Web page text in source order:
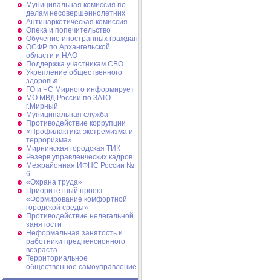
Муниципальная комиссия по
делам несовершеннолетних
Антинаркотическая комиссия
Опека и попечительство
Обучение иностранных граждан
ОСФР по Архангельской
области и НАО
Поддержка участникам СВО
Укрепление общественного
здоровья
ГО и ЧС Мирного информирует
МО МВД России по ЗАТО
г.Мирный
Муниципальная cлужба
Противодействие коррупции
«Профилактика экстремизма и
терроризма»
Мирнинская городская ТИК
Резерв управленческих кадров
Межрайонная ИФНС России №
6
«Охрана труда»
Приоритетный проект
«Формирование комфортной
городской среды»
Противодействие нелегальной
занятости
Неформальная занятость и
работники предпенсионного
возраста
Территориальное
общественное самоуправление